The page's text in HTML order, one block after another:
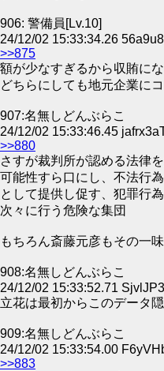
906: 警備員[Lv.10]
24/12/02 15:33:34.26
>>875
額が少なすぎるから収賄に
どちらにしても地元企業に
907:名無しどんぶらこ
24/12/02 15:33:46.45
>>880
さすが裁判所が認める法律
可能性すら口にし、不法行
として提供し促す、犯罪行
次々に行う危険な集団
もちろん斎藤元彦もその一
908:名無しどんぶらこ
24/12/02 15:33:52.71
立花は最初からこのデータ
909:名無しどんぶらこ
24/12/02 15:33:54.00
>>883